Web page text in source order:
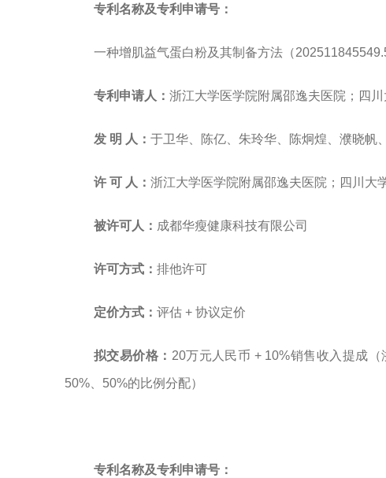
专利名称及专利申请号：
一种增肌益气蛋白粉及其制备方法（
专利申请人： 浙江大学医学院附属邵逸夫医院；四
发 明 人： 于卫华、陈亿、朱玲华、陈炯煌、濮晓帆
许 可 人： 浙江大学医学院附属邵逸夫医院；四川大
被许可人： 成都华瘦健康科技有限公司
许可方式： 排他许可
定价方式： 评估 + 协议定价
拟交易价格： 20万元人民币 + 10%销售收入提成（
50% 50%的比例分配）
专利名称及专利申请号：